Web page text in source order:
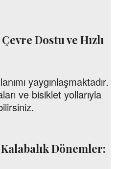
Dostu ve Hızlı
yaygınlaşmaktadır.
ve bisiklet yollarıyla
Dönemler: